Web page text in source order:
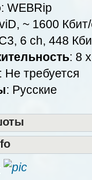
: WEBRip
~ 1600
6 ch, 448
: 8
: Не требуется
: Русские